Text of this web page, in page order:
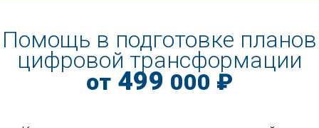
Помощь в подготовке планов
цифровой трансформации
от 499 000 ₽